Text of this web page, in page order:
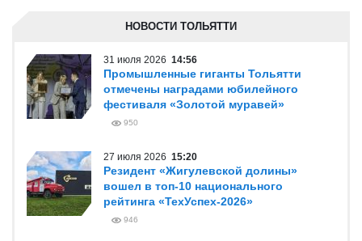
НОВОСТИ ТОЛЬЯТТИ
31 июля 2026 14:56
Промышленные гиганты Тольятти
отмечены наградами юбилейного
фестиваля «Золотой муравей»
950
27 июля 2026 15:20
Резидент «Жигулевской долины»
вошел в топ-10 национального
рейтинга «ТехУспех-2026»
946